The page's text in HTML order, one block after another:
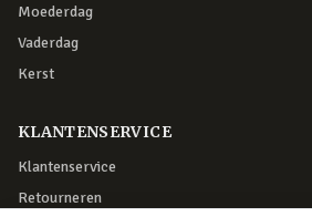
Moederdag
Vaderdag
Kerst
KLANTENSERVICE
Klantenservice
Retourneren